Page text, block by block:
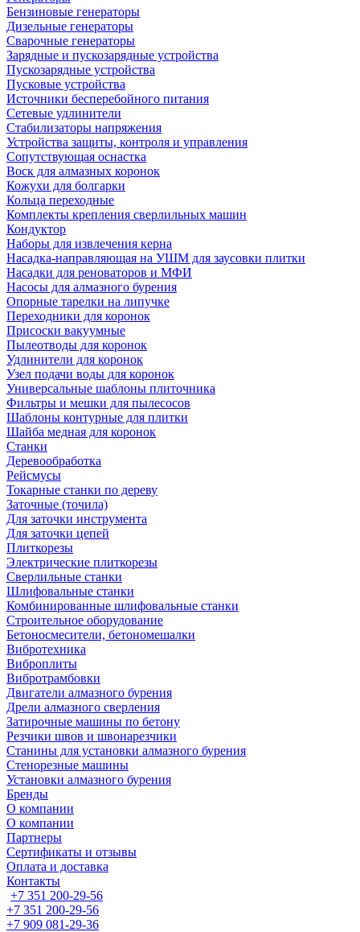
Бензиновые генераторы
Дизельные генераторы
Сварочные генераторы
Зарядные и пускозарядные устройства
Пускозарядные устройства
Пусковые устройства
Источники бесперебойного питания
Сетевые удлинители
Стабилизаторы напряжения
Устройства защиты, контроля и управления
Сопутствующая оснастка
Воск для алмазных коронок
Кожухи для болгарки
Кольца переходные
Комплекты крепления сверлильных машин
Кондуктор
Наборы для извлечения керна
Насадка-направляющая на УШМ для заусовки плитки
Насадки для реноваторов и МФИ
Насосы для алмазного бурения
Опорные тарелки на липучке
Переходники для коронок
Присоски вакуумные
Пылеотводы для коронок
Удлинители для коронок
Узел подачи воды для коронок
Универсальные шаблоны плиточника
Фильтры и мешки для пылесосов
Шаблоны контурные для плитки
Шайба медная для коронок
Станки
Деревообработка
Рейсмусы
Токарные станки по дереву
Заточные (точила)
Для заточки инструмента
Для заточки цепей
Плиткорезы
Электрические плиткорезы
Сверлильные станки
Шлифовальные станки
Комбинированные шлифовальные станки
Строительное оборудование
Бетоносмесители, бетономешалки
Вибротехника
Виброплиты
Вибротрамбовки
Двигатели алмазного бурения
Дрели алмазного сверления
Затирочные машины по бетону
Резчики швов и швонарезчики
Станины для установки алмазного бурения
Стенорезные машины
Установки алмазного бурения
Бренды
О компании
О компании
Партнеры
Cертификаты и отзывы
Оплата и доставка
Контакты
+7 351 200-29-56
+7 351 200-29-56
+7 909 081-29-36